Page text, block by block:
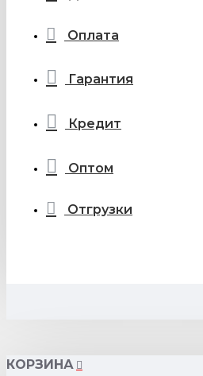
Оплата
Гарантия
Кредит
Оптом
Отгрузки
КОРЗИНА